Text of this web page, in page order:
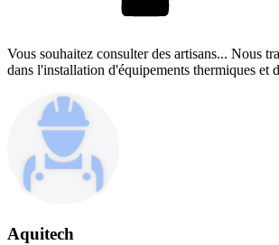
Vous souhaitez consulter des artisans... Nous
dans l'installation d'équipements thermiques et
Aquitech